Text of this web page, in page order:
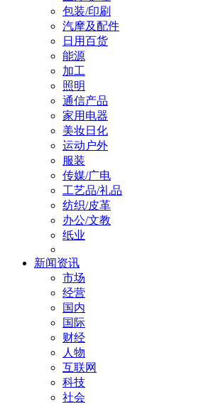
包装/印刷
汽摩及配件
日用百货
能源
加工
照明
通信产品
家用电器
美妆日化
运动户外
服装
传媒/广电
工艺品/礼品
纺织/皮革
办公/文教
纸业
新闻资讯
市场
经营
国内
国际
财经
人物
互联网
科技
社会